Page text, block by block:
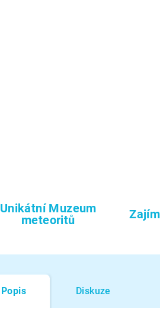
Unikátní Muzeum
meteoritů
Popis Diskuze